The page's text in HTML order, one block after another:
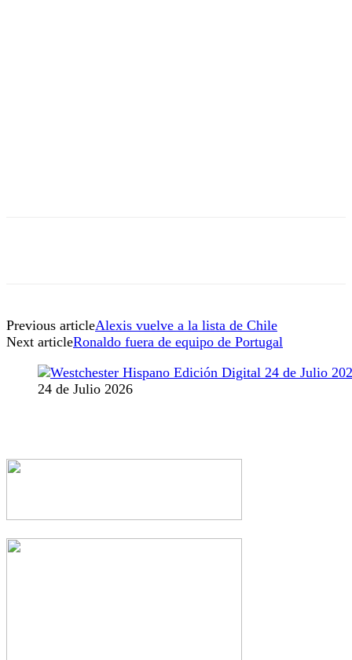
Previous articleAlexis vuelve a la lista de Chile
Next articleRonaldo fuera de equipo de Portugal
24 de Julio 2026